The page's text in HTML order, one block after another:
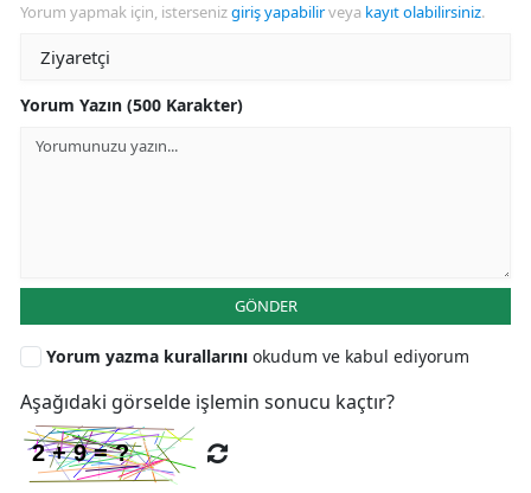
Yorum yapmak için, istersenizgiriş yapabilirveya kayıt olabilirsiniz.
Yorum Yazın (500 Karakter)
GÖNDER
Yorum yazma kurallarını okudum ve kabul ediyorum
Aşağıdaki görselde işlemin sonucu kaçtır?